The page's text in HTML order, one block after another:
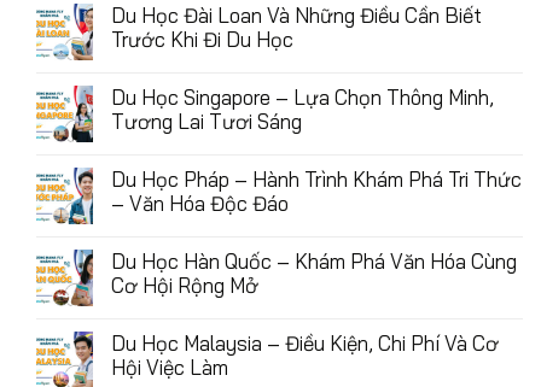
Du Học Đài Loan Và Những Điều Cần Biết
Trước Khi Đi Du Học
Du Học Singapore – Lựa Chọn Thông Minh,
Tương Lai Tươi Sáng
Du Học Pháp – Hành Trình Khám Phá Tri Thức
– Văn Hóa Độc Đáo
Du Học Hàn Quốc – Khám Phá Văn Hóa Cùng
Cơ Hội Rộng Mở
Du Học Malaysia – Điều Kiện, Chi Phí Và Cơ
Hội Việc Làm